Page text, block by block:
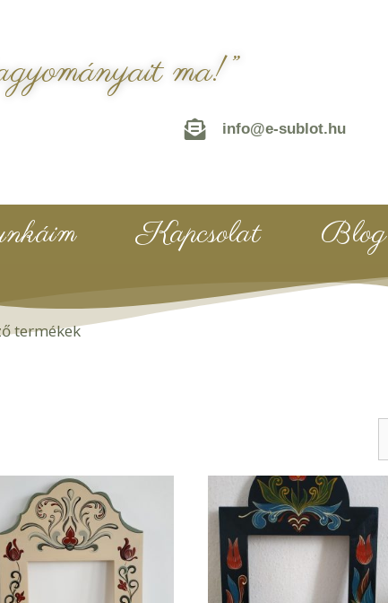
ma!”
info@e-sublot.hu
Kapcsolat Blog
termékek